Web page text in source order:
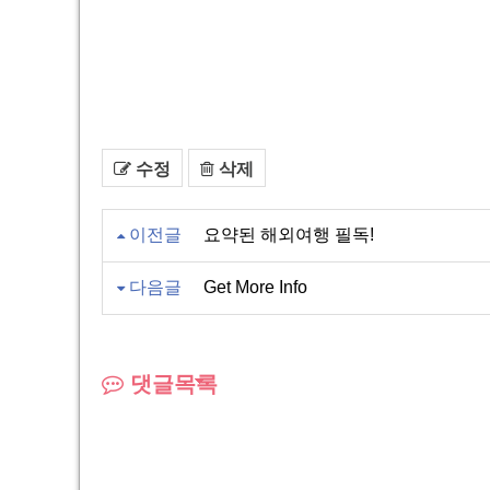
수정 삭제
이전글 요약된 해외여행 필독!
다음글 Get More Info
댓글목록